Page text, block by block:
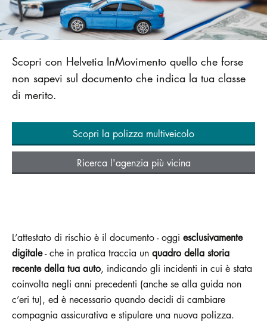
Scopri con Helvetia InMovimento quello che forse
non sapevi sul documento che indica la tua classe
di merito.
Scopri la polizza multiveicolo
Ricerca l'agenzia più vicina
L’attestato di rischio è il documento - oggi esclusivamente
digitale- che in pratica traccia un quadro della storia
recente della tua auto, indicando gli incidenti in cui è stata
coinvolta negli anni precedenti (anche se alla guida non
c’eri tu), ed è necessario quando decidi di cambiare
compagnia assicurativa e stipulare una nuova polizza.